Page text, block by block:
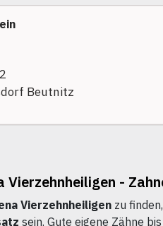
Beutnitz
Vierzehnheiligen -
Vierzehnheiligen zu
sein. Gute eigene Zähne